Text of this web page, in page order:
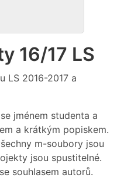
16/17 LS
LS 2016-2017 a
jménem studenta a
a krátkým popiskem.
m-soubory jsou
jsou spustitelné.
souhlasem autorů.